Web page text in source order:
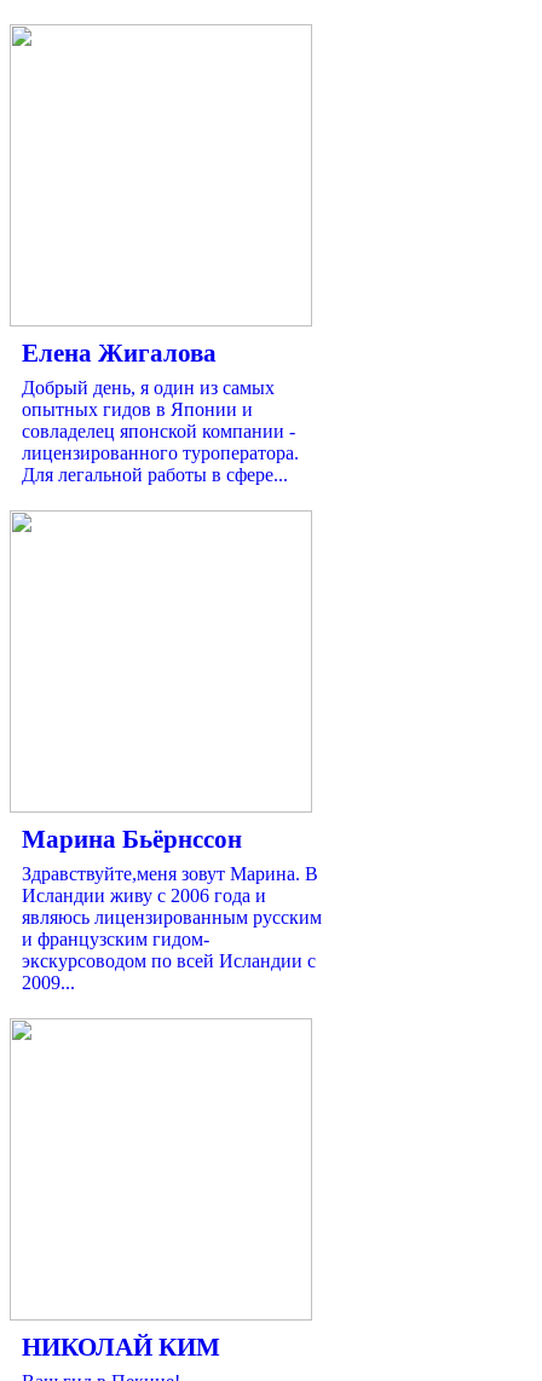
Елена Жигалова
Добрый день, я один из самых
опытных гидов в Японии и
совладелец японской компании -
лицензированного туроператора.
Для легальной работы в сфере...
Марина Бьёрнссон
Здравствуйте,меня зовут Марина. В
Исландии живу с 2006 года и
являюсь лицензированным русским
и французcким гидом-
экскурсоводом по всей Исландии с
2009...
НИКОЛАЙ КИМ